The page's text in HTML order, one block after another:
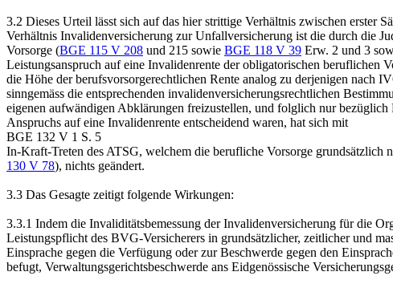
3.2 Dieses Urteil lässt sich auf das hier strittige Verhältnis zwischen erster
Verhältnis Invalidenversicherung zur Unfallversicherung ist die durch die
Vorsorge (BGE 115 V 208 und 215 sowie BGE 118 V 39 Erw. 2 und 3
Leistungsanspruch auf eine Invalidenrente der obligatorischen beruflichen
die Höhe der berufsvorsorgerechtlichen Rente analog zu derjenigen nach
sinngemäss die entsprechenden invalidenversicherungsrechtlichen
eigenen aufwändigen Abklärungen freizustellen, und folglich nur
Anspruchs auf eine Invalidenrente entscheidend waren, hat sich mit
BGE 132 V 1 S. 5
In-Kraft-Treten des ATSG, welchem die berufliche Vorsorge
130 V 78), nichts geändert.
3.3 Das Gesagte zeitigt folgende Wirkungen:
3.3.1 Indem die Invaliditätsbemessung der Invalidenversicherung für die
Leistungspflicht des BVG-Versicherers in grundsätzlicher, zeitlicher und
Einsprache gegen die Verfügung oder zur Beschwerde gegen den
befugt, Verwaltungsgerichtsbeschwerde ans Eidgenössische